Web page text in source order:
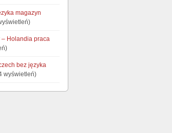
magazyn
– Holandia praca
bez języka
wyświetleń)